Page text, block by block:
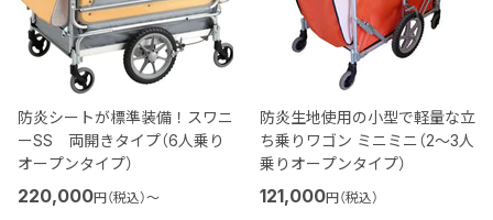
防炎シートが標準装備！スワニ
ーSS 両開きタイプ（6人乗り
オープンタイプ）
220,000円（税込）〜
防炎生地使用の小型で軽量な立
ち乗りワゴン ミニミニ（2～3人
乗りオープンタイプ）
121,000円（税込）